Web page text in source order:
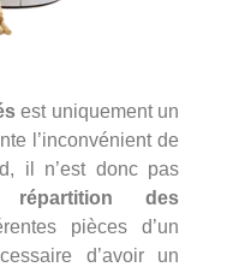
est uniquement un
l’inconvénient de
il n’est donc pas
répartition des
pièces d’un
d’avoir un